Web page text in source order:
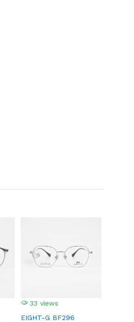
33 views
EIGHT-G BF296